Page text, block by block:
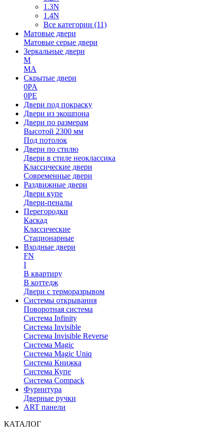
1.3N
1.4N
Все категории (11)
Матовые двери
Матовые серые двери
Зеркальные двери
M
MA
Скрытые двери
0PA
0PE
Двери под покраску
Двери из экошпона
Двери по размерам
Высотой 2300 мм
Под потолок
Двери по стилю
Двери в стиле неоклассика
Классические двери
Современные двери
Раздвижные двери
Двери купе
Двери-пеналы
Перегородки
Каскад
Классические
Стационарные
Входные двери
FN
I
В квартиру
В коттедж
Двери с терморазрывом
Системы открывания
Поворотная система
Система Infinity
Система Invisible
Система Invisible Reverse
Система Magic
Система Magic Uniq
Система Книжка
Система Купе
Система Compack
Фурнитура
Дверные ручки
ART панели
КАТАЛОГ